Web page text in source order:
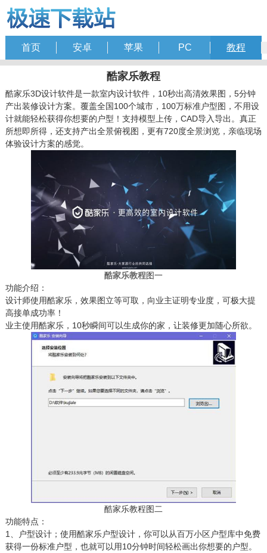
首页 安卓 苹果 PC 教程
酷家乐教程
酷家乐3D设计软件是一款室内设计软件，10秒出高清效果图，5分钟
产出装修设计方案。覆盖全国100个城市，100万标准户型图，不用设
计就能轻松获得你想要的户型！支持模型上传，CAD导入导出。真正
所想即所得，还支持产出全景俯视图，更有720度全景浏览，亲临现场
体验设计方案的感觉。
酷家乐教程图一
功能介绍：
设计师使用酷家乐，效果图立等可取，向业主证明专业度，可极大提
高接单成功率！
业主使用酷家乐，10秒瞬间可以生成你的家，让装修更加随心所欲。
酷家乐教程图二
功能特点：
1、户型设计；使用酷家乐户型设计，你可以从百万小区户型库中免费
获得一份标准户型，也就可以用10分钟时间轻松画出你想要的户型。